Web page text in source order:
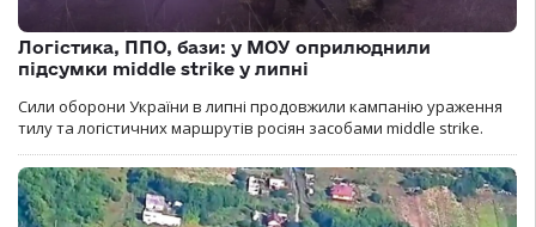
Логістика, ППО, бази: у МОУ оприлюднили
підсумки middle strike у липні
Сили оборони України в липні продовжили кампанію ураження
тилу та логістичних маршрутів росіян засобами middle strike.